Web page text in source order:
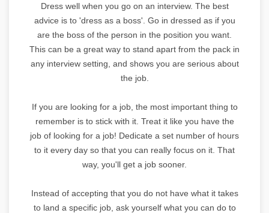
Dress well when you go on an interview. The best
advice is to 'dress as a boss'. Go in dressed as if you
are the boss of the person in the position you want.
This can be a great way to stand apart from the pack in
any interview setting, and shows you are serious about
the job.
If you are looking for a job, the most important thing to
remember is to stick with it. Treat it like you have the
job of looking for a job! Dedicate a set number of hours
to it every day so that you can really focus on it. That
way, you'll get a job sooner.
Instead of accepting that you do not have what it takes
to land a specific job, ask yourself what you can do to